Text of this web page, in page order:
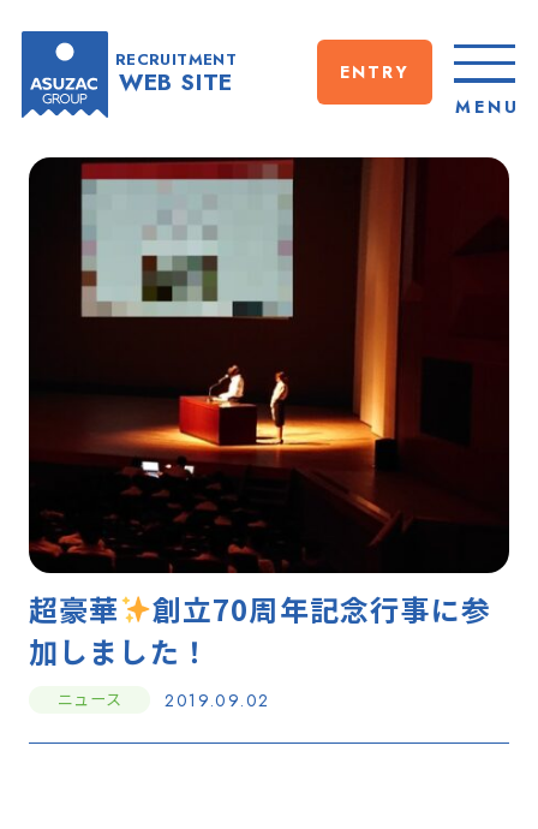
RECRUITMENT
WEB SITE
ENTRY
MENU
CLOSE
超豪華
創立70周年記念行事に参
加しました！
ニュース 2019.09.02